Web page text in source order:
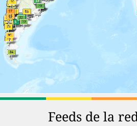
Feeds de la